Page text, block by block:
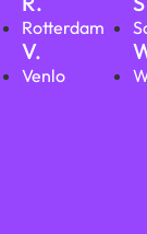
Rotterdam
V.
Venlo